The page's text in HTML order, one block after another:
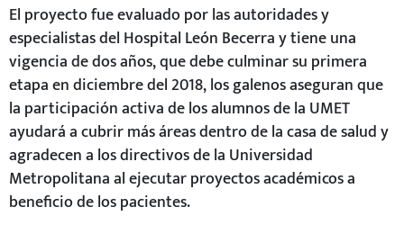
El proyecto fue evaluado por las autoridades y
especialistas del Hospital León Becerra y tiene una
vigencia de dos años, que debe culminar su primera
etapa en diciembre del 2018, los galenos aseguran que
la participación activa de los alumnos de la UMET
ayudará a cubrir más áreas dentro de la casa de salud y
agradecen a los directivos de la Universidad
Metropolitana al ejecutar proyectos académicos a
beneficio de los pacientes.